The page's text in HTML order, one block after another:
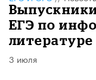
ЕГЭ по
литературе
3 июля